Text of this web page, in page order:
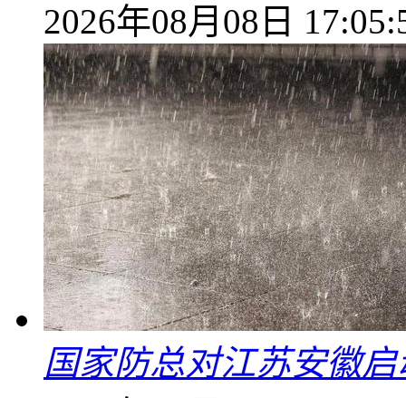
2026年08月08日
国家防总对江苏安徽